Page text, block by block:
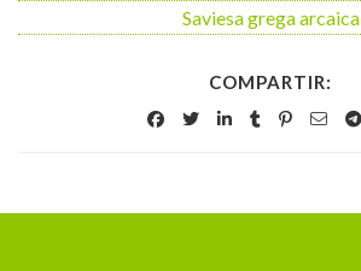
Saviesa grega arcaica
COMPARTIR: